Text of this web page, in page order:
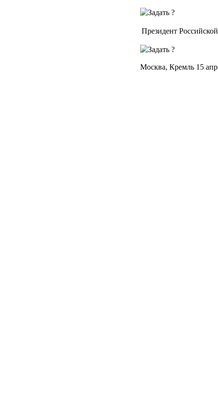
Президент
Москва, Кремль 15